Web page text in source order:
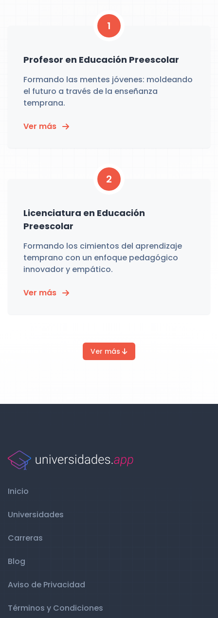
1
Profesor en Educación Preescolar
Formando las mentes jóvenes: moldeando
el futuro a través de la enseñanza
temprana.
Ver más
2
Licenciatura en Educación
Preescolar
Formando los cimientos del aprendizaje
temprano con un enfoque pedagógico
innovador y empático.
Ver más
Ver más
Inicio
Universidades
Carreras
Blog
Aviso de Privacidad
Términos y Condiciones